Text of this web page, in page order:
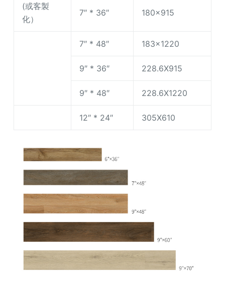
(或客製
化）
7″ * 36″ 180×915
7″ * 48″ 183×1220
9″ * 36″ 228.6X915
9″ * 48″ 228.6X1220
12″ * 24″ 305X610